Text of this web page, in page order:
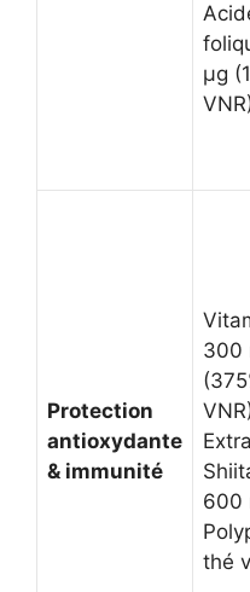
µg
Protection
antioxydante
& immunité
300
600
thé